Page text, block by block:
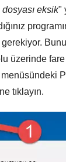
eksik"
üzerinde
tıklayın.